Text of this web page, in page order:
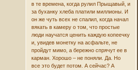
в те времена, когда рулил Прыщавый, и
за буханку хлеба платили миллионы. И
он же чуть всех не спалил, когда начал
вякать в камеру о том, что простые
люди научатся ценить каждую копеечку
и, увидев монетку на асфальте, не
пройдут мимо, а бережно спрячут ее в
карман. Хорошо – не поняли. Да. Но
все это будет потом. А сейчас? А